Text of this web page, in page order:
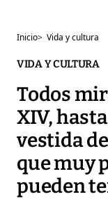
Inicio> Vida y cultura
VIDA Y CULTURA
Todos
XIV,
vestida
que muy
pueden